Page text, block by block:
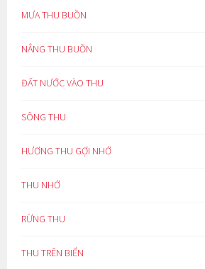
MƯA THU BUỒN
NẮNG THU BUỒN
ĐẤT NƯỚC VÀO THU
SÔNG THU
HƯƠNG THU GỢI NHỚ
THU NHỚ
RỪNG THU
THU TRÊN BIỂN